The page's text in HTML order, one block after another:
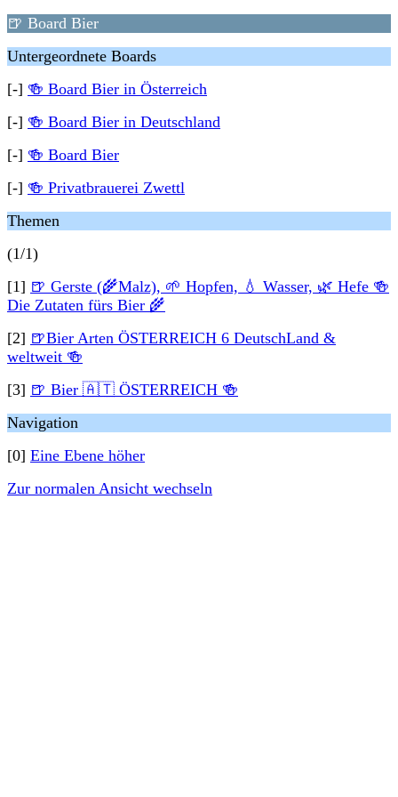
🍺 Board Bier
Untergeordnete Boards
[-] 🍻 Board Bier in Österreich
[-] 🍻 Board Bier in Deutschland
[-] 🍻 Board Bier
[-] 🍻 Privatbrauerei Zwettl
Themen
(1/1)
[1] 🍺 Gerste (🌾Malz), 🌱 Hopfen, 💧 Wasser, 🌿 Hefe 🍻
Die Zutaten fürs Bier 🌾
[2] 🍺Bier Arten ÖSTERREICH 6 DeutschLand &
weltweit 🍻
[3] 🍺 Bier 🇦🇹 ÖSTERREICH 🍻
Navigation
[0] Eine Ebene höher
Zur normalen Ansicht wechseln